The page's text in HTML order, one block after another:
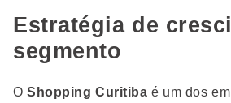
Estratégia de
segmento
OShopping Curitibaé um dos